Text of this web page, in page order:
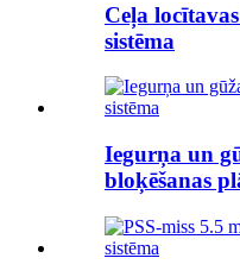
Ceļa
sistēma
Iegurņa un
bloķēšanas